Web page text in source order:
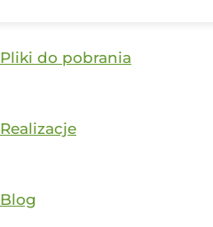
Pliki do pobrania
Realizacje
Blog